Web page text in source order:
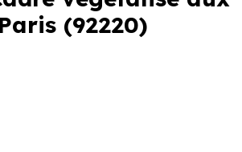
(92220)